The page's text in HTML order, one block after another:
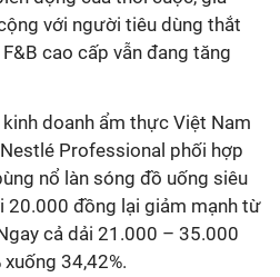
với người tiêu dùng thắt
cao cấp vẫn đang tăng
doanh ẩm thực Việt Nam
Professional phối hợp
nổ làn sóng đồ uống siêu
20.000 đồng lại giảm mạnh từ
cả dải 21.000 – 35.000
34,42%.